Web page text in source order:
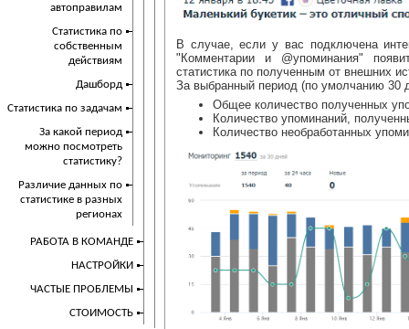
автоправилам
Статистика по
собственным
действиям
Дашборд
Статистика по задачам
За какой период
можно посмотреть
статистику?
Различие данных по
статистике в разных
регионах
РАБОТА В КОМАНДЕ
НАСТРОЙКИ
ЧАСТЫЕ ПРОБЛЕМЫ
СТОИМОСТЬ
В случае, если у вас подключена
"Комментарии и @упоминания"
статистика по полученным от внешних
За выбранный период (по умолчанию 30
Общее количество полученных
Количество упоминаний,
Количество необработанных